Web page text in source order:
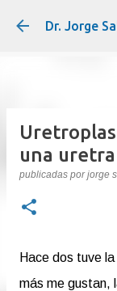
Dr. Jorge
una
publicadas porjorge
Hace dos tuve
más me gustan,